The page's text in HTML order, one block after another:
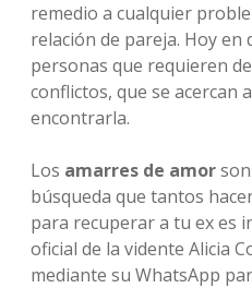
remedio a cualquier
relación de pareja. Hoy en
personas que requieren
conflictos, que se acercan
encontrarla.
Los amarres de amor
búsqueda que tantos
para recuperar a tu ex es
oficial de la vidente Alicia
mediante su WhatsApp